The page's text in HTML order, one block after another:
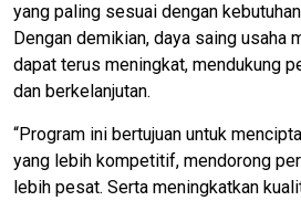
yang paling sesuai dengan
Dengan demikian, daya saing usaha
dapat terus meningkat, mendukung
dan berkelanjutan.
“Program ini bertujuan untuk
yang lebih kompetitif, mendorong
lebih pesat. Serta meningkatkan